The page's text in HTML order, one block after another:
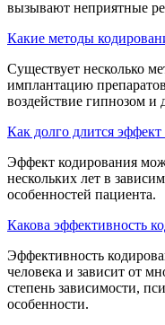
вызывают неприятные
Какие методы
Существует несколько
имплантацию
воздействие гипнозом и
Как долго длится
Эффект кодирования
нескольких лет в
особенностей пациента.
Какова эффективность
Эффективность
человека и зависит от
степень зависимости,
особенности.